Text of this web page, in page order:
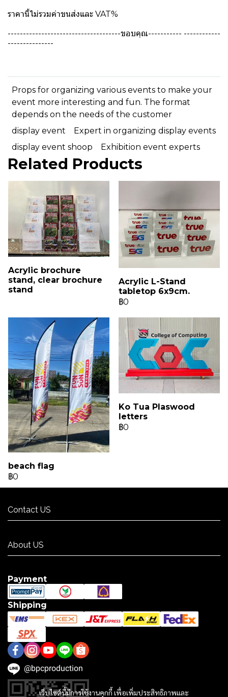
ราคานี้ไม่รวมค่าขนส่งและ VAT%
-------------------------------------ขอบคุณ----------- ------------
---------------
Props for organizing various events to make your
event more interesting and fun. The format
depends on the needs of the customer
display event
Expert in organizing display events
display event shoop
Exhibition event experts
Related Products
Acrylic brochure
stand, clear brochure
stand
Acrylic L-Stand
tabletop 6x9cm.
฿0
beach flag
฿0
Ko Tua Plaswood
letters
฿0
เว็บไซต์นี้มีการใช้งานคุกกี้ เพื่อเพิ่มประสิทธิภาพและ
Contact US
About US
Payment
Shipping
@bpcproduction